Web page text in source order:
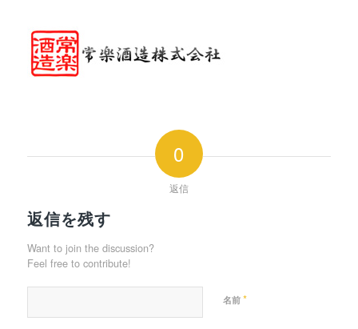
0
返信
返信を残す
Want to join the discussion?
Feel free to contribute!
名前 *